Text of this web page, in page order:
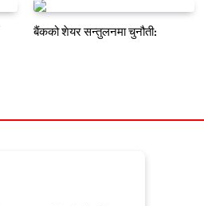
बैंकको शेयर सन्तुलनमा चुनौती: